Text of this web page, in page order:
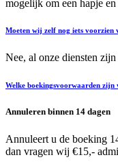
mogelijk om een hapje
Moeten wij zelf nog iets voorzien
Nee, al onze diensten
Welke boekingsvoorwaarden zijn
Annuleren binnen 14 dagen
Annuleert u de boeking
dan vragen wij €15,-